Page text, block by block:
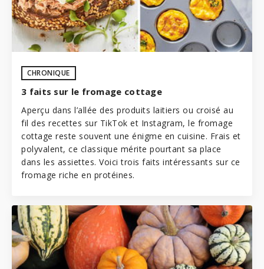
CHRONIQUE
3 faits sur le fromage cottage
Aperçu dans l’allée des produits laitiers ou croisé au
fil des recettes sur TikTok et Instagram, le fromage
cottage reste souvent une énigme en cuisine. Frais et
polyvalent, ce classique mérite pourtant sa place
dans les assiettes. Voici trois faits intéressants sur ce
fromage riche en protéines.